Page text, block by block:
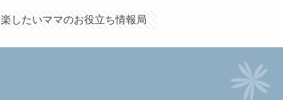
楽したいママのお役立ち情報局